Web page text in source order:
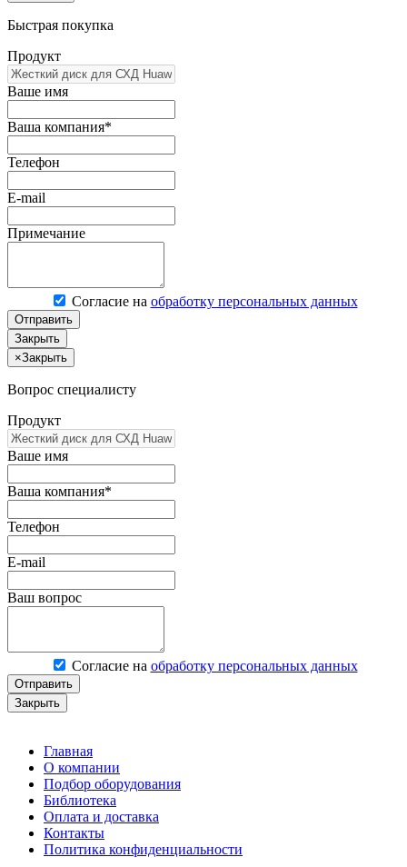
Быстрая покупка
Продукт
Ваше имя
Ваша компания*
Телефон
E-mail
Примечание
Согласие на обработку персональных данных
Отправить
Закрыть
×Закрыть
Вопрос специалисту
Продукт
Ваше имя
Ваша компания*
Телефон
E-mail
Ваш вопрос
Согласие на обработку персональных данных
Отправить
Закрыть
Главная
О компании
Подбор оборудования
Библиотека
Оплата и доставка
Контакты
Политика конфиденциальности